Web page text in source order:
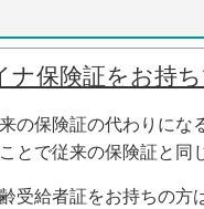
ナ保険証をお持
来の保険証の代わりに
とで従来の保険証
齢受給者証をお持ちの